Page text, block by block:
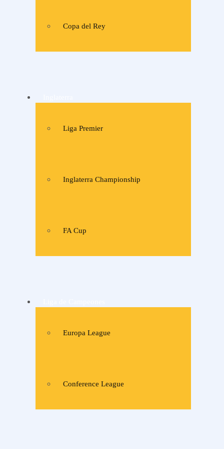
Copa del Rey
Liga Premier
Inglaterra Championship
FA Cup
Europa League
Conference League